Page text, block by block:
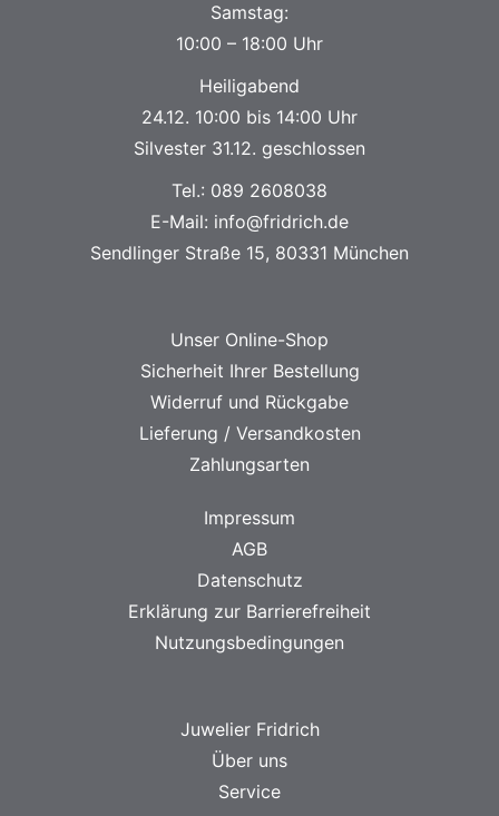
Samstag:
10:00 – 18:00 Uhr
Heiligabend
24.12. 10:00 bis 14:00 Uhr
Silvester 31.12. geschlossen
Tel.: 089 2608038
E-Mail: info@fridrich.de
Sendlinger Straße 15, 80331 München
Unser Online-Shop
Sicherheit Ihrer Bestellung
Widerruf und Rückgabe
Lieferung / Versandkosten
Zahlungsarten
Impressum
AGB
Datenschutz
Erklärung zur Barrierefreiheit
Nutzungsbedingungen
Juwelier Fridrich
Über uns
Service